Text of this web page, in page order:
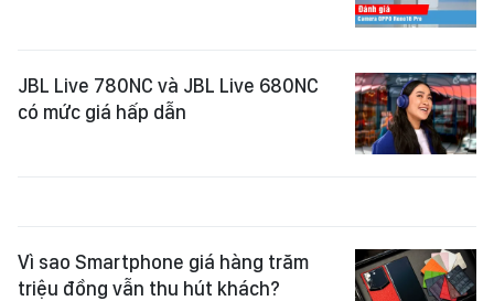
JBL Live 780NC và JBL Live 680NC
có mức giá hấp dẫn
Vì sao Smartphone giá hàng trăm
triệu đồng vẫn thu hút khách?